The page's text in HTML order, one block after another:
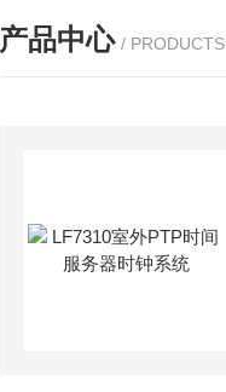
产品中心 / PRODUCTS